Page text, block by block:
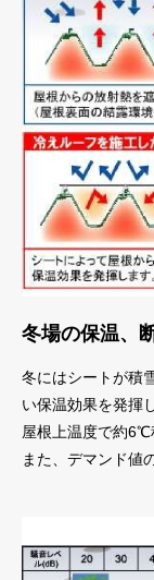
冬場の保温、
冬にはシートが積
い保温効果を発揮
屋根上温度で約6℃
また、デマンド値